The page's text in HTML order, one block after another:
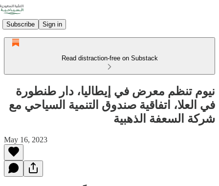
Subscribe Sign in
Read distraction-free on Substack
نيوم تنظم معرض في إيطاليا، دار طنطورة
في العلا، اتفاقية صندوق التنمية السياحي مع
شركة السعفة الذهبية
May 16, 2023